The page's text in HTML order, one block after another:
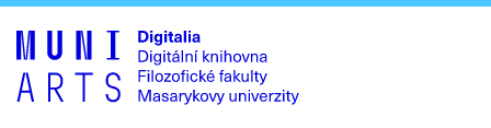
to
main
content